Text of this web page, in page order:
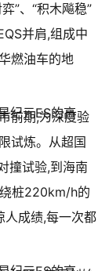
”、“积木飚稳”
并肩,组成中
燃油车的地
前期,为深度验
试炼。从超国
撞试验,到海南
桩220km/h的
人成绩,每一次都